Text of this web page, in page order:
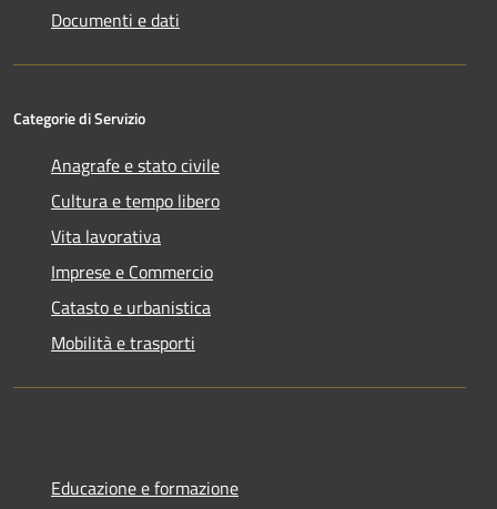
Documenti e dati
Categorie di Servizio
Anagrafe e stato civile
Cultura e tempo libero
Vita lavorativa
Imprese e Commercio
Catasto e urbanistica
Mobilità e trasporti
Educazione e formazione